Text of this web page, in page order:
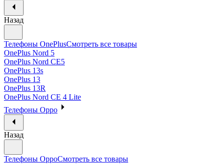
Назад
Телефоны OnePlusСмотреть все товары
OnePlus Nord 5
OnePlus Nord CE5
OnePlus 13s
OnePlus 13
OnePlus 13R
OnePlus Nord CE 4 Lite
Телефоны Oppo
Назад
Телефоны OppoСмотреть все товары